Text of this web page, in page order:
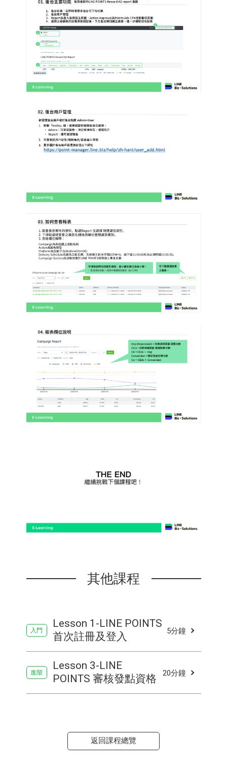
其他課程
Lesson 1-LINE POINTS
首次註冊及登入
5分鐘
Lesson 3-LINE
POINTS 審核發點資格
20分鐘
返回課程總覽